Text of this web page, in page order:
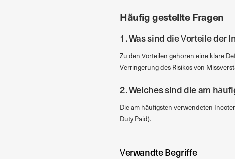
Häufig gestellte Fragen
1. Was sind die Vorteile der
Zu den Vorteilen gehören eine klare
Verringerung des Risikos von
2. Welches sind die am
Die am häufigsten verwendeten
Duty Paid).
Verwandte Begriffe